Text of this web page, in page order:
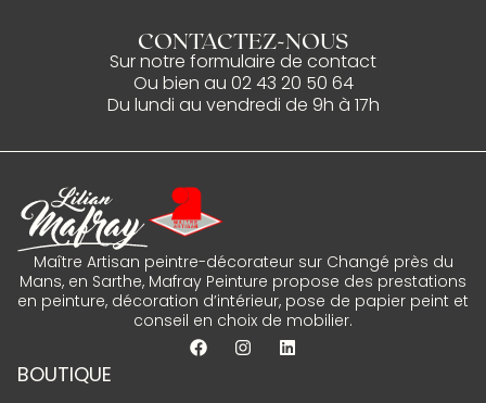
CONTACTEZ-NOUS
Sur notre formulaire de contact
Ou bien au 02 43 20 50 64
Du lundi au vendredi de 9h à 17h
Maître Artisan peintre-décorateur sur Changé près du
Mans, en Sarthe, Mafray Peinture propose des prestations
en peinture, décoration d’intérieur, pose de papier peint et
conseil en choix de mobilier.
BOUTIQUE